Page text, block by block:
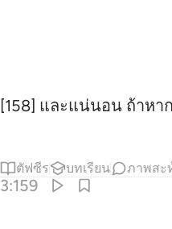
[158] และแน่นอน ถ้าหา
ตัฟซีร บทเรียน ภาพสะ
3:159